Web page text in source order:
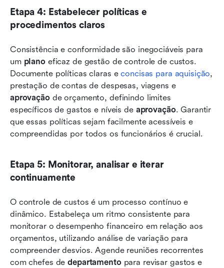
Etapa 4: Estabelecer políticas e
procedimentos claros
Consistência e conformidade são inegociáveis para
um plano eficaz de gestão de controle de custos.
Documente políticas claras e concisas para aquisição,
prestação de contas de despesas, viagens e
aprovação de orçamento, definindo limites
específicos de gastos e níveis de aprovação. Garantir
que essas políticas sejam facilmente acessíveis e
compreendidas por todos os funcionários é crucial.
Etapa 5: Monitorar, analisar e iterar
continuamente
O controle de custos é um processo contínuo e
dinâmico. Estabeleça um ritmo consistente para
monitorar o desempenho financeiro em relação aos
orçamentos, utilizando análise de variação para
compreender desvios. Agende reuniões recorrentes
com chefes de departamento para revisar gastos e